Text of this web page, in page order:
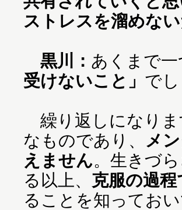
ストレスを溜めな
黒川： あくまで
受けないこと」 でし
繰り返しになりま
なものであり、 メ
えません。生きづ
る以上、 克服の過
ることを知ってお